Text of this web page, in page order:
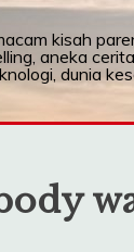
kisah
aneka
dunia